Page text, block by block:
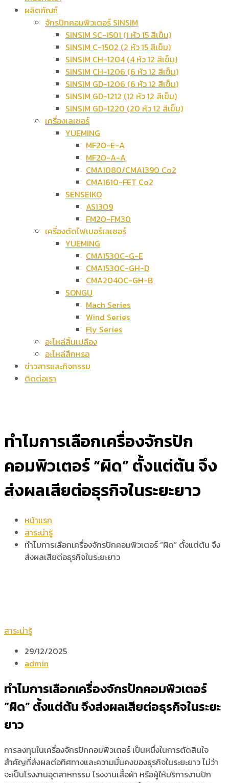
ผลิตภัณฑ์
จักรปักคอมพิวเตอร์ SINSIM
SINSIM SC-1501 (1 หัว 15 สีเข็ม)
SINSIM C-1502 (2 หัว 15 สีเข็ม)
SINSIM CH-1204 (4 หัว 12 สีเข็ม)
SINSIM CH-1206 (6 หัว 12 สีเข็ม)
SINSIM GD-1206 (6 หัว 12 สีเข็ม)
SINSIM GD-1212 (12 หัว 12 สีเข็ม)
SINSIM GD-1220 (20 หัว 12 สีเข็ม)
เครื่องเลเซอร์
YUEMING
MF20-E-A
MF20-A-A
CMA1080/CMA1390 Co2
CMA1610-FET Co2
SENSEIKO
AS1309
FM20-FM30
เครื่องตัดไฟเบอร์เลเซอร์
YUEMING
CMA1530C-G-E
CMA1530C-GH-D
CMA2040C-GH-B
SONGU
Mach Series
Wind Series
Fly Series
อะไหล่สิ้นเปลือง
อะไหล่สึกหรอ
ข่าวสารและกิจกรรม
ติดต่อเรา
ทำไมการเลือกเครื่องจักรปัก
คอมพิวเตอร์ “ผิด” ตั้งแต่ต้น จึง
ส่งผลเสียต่อธุรกิจในระยะยาว
หน้าแรก
สาระน่ารู้
ทำไมการเลือกเครื่องจักรปักคอมพิวเตอร์ “ผิด” ตั้งแต่ต้น จึง
ส่งผลเสียต่อธุรกิจในระยะยาว
สาระน่ารู้
29/12/2025
admin
ทำไมการเลือกเครื่องจักรปักคอมพิวเตอร์
“ผิด” ตั้งแต่ต้น จึงส่งผลเสียต่อธุรกิจในระยะ
ยาว
การลงทุนในเครื่องจักรปักคอมพิวเตอร์ เป็นหนึ่งในการตัดสินใจ
สำคัญที่ส่งผลต่อทิศทางและความมั่นคงของธุรกิจในระยะยาว ไม่ว่า
จะเป็นโรงงานอุตสาหกรรม โรงงานเสื้อผ้า หรือผู้ให้บริการงานปัก